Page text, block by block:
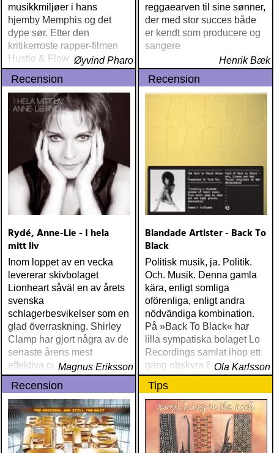
musikkmiljøer i hans
hjemby Memphis og det
dype sør. Etter den
kritikerroste rapper-filmen
Hustle & Flow fra 2004
følger han i år opp med
bluesfilmen og
psykodramaet Black Snake
Moan der Samuel L
Øyvind Pharo
reggaearven til sine sønner,
der med stor succes både
er kendt som producere og
sangere
Henrik Bæk
Recension
Rydé, Anne-Lie - I hela
mitt liv
Inom loppet av en vecka
levererar skivbolaget
Lionheart såväl en av årets
svenska
schlagerbesvikelser som en
glad överraskning. Shirley
Clamp har gjort några av de
senaste årens mest
effektiva och melodiskt
förföriska schlagrar, »Min
kärlek« och »Att älska dig«
Magnus Eriksson
Recension
Blandade Artister - Back To
Black
Politisk musik, ja. Politik.
Och. Musik. Denna gamla
kära, enligt somliga
oförenliga, enligt andra
nödvändiga kombination.
På »Back To Black« har
lilla sympatiska bolaget Lo
Recordings samlat ihop ett
gäng obskyra 60- och 70-
talspärlor från det svarta
Amerikas bakgård
Ola Karlsson
Recension Tips